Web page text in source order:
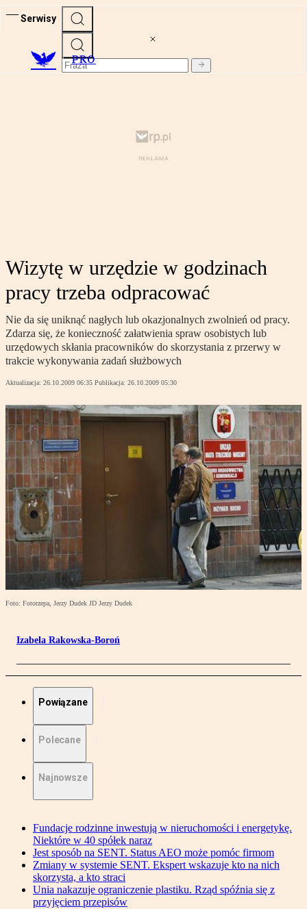
Serwisy
PRO
Wizytę w urzędzie w godzinach
pracy trzeba odpracować
Nie da się uniknąć nagłych lub okazjonalnych zwolnień od pracy.
Zdarza się, że konieczność załatwienia spraw osobistych lub
urzędowych skłania pracowników do skorzystania z przerwy w
trakcie wykonywania zadań służbowych
Aktualizacja: 26.10.2009 06:35 Publikacja: 26.10.2009 05:30
Foto: Fotorzepa, Jerzy Dudek JD Jerzy Dudek
Izabela Rakowska-Boroń
Powiązane
Polecane
Najnowsze
Fundacje rodzinne inwestują w nieruchomości i energetykę.
Niektóre w 40 spółek naraz
Jest sposób na SENT. Status AEO może pomóc firmom
Zmiany w systemie SENT. Ekspert wskazuje kto na nich
skorzysta, a kto straci
Unia nakazuje ograniczenie plastiku. Rząd spóźnia się z
przyjęciem przepisów